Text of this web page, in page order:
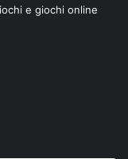
e giochi online